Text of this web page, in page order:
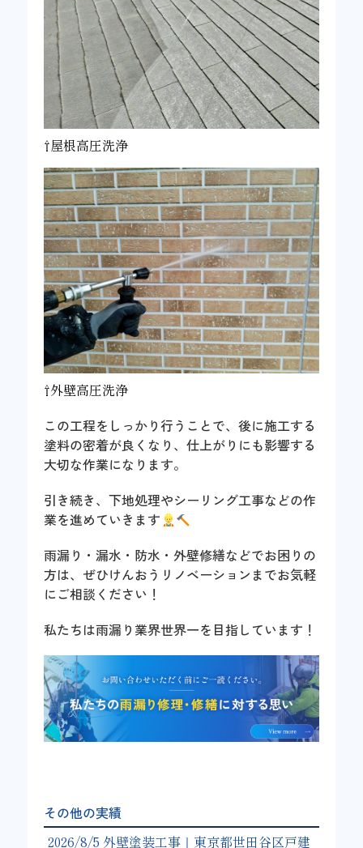
⇧屋根高圧洗浄
⇧外壁高圧洗浄
この工程をしっかり行うことで、後に施工する
塗料の密着が良くなり、仕上がりにも影響する
大切な作業になります。
引き続き、下地処理やシーリング工事などの作
業を進めていきます
雨漏り・漏水・防水・外壁修繕などでお困りの
方は、ぜひけんおうリノベーションまでお気軽
にご相談ください！
私たちは雨漏り業界世界一を目指しています！
その他の実績
2026/8/5 外壁塗装工事｜東京都世田谷区戸建